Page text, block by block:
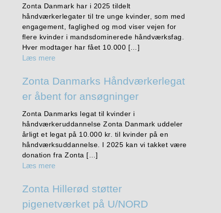
Zonta Danmark har i 2025 tildelt
håndværkerlegater til tre unge kvinder, som med
engagement, faglighed og mod viser vejen for
flere kvinder i mandsdominerede håndværksfag.
Hver modtager har fået 10.000 […]
Læs mere
Zonta Danmarks Håndværkerlegat
er åbent for ansøgninger
Zonta Danmarks legat til kvinder i
håndværkeruddannelse Zonta Danmark uddeler
årligt et legat på 10.000 kr. til kvinder på en
håndværksuddannelse. I 2025 kan vi takket være
donation fra Zonta […]
Læs mere
Zonta Hillerød støtter
pigenetværket på U/NORD